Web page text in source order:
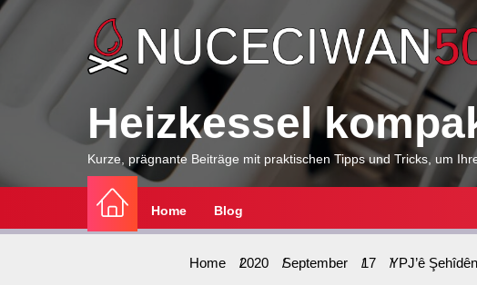
Skip
Heizkessel
Kurze, prägnante Beiträge mit praktischen Tipps und Tricks, um
Home Blog
Home 2020 September 17 YPJ’ê